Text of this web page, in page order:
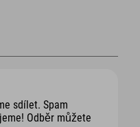
sdílet. Spam
Odběr můžete